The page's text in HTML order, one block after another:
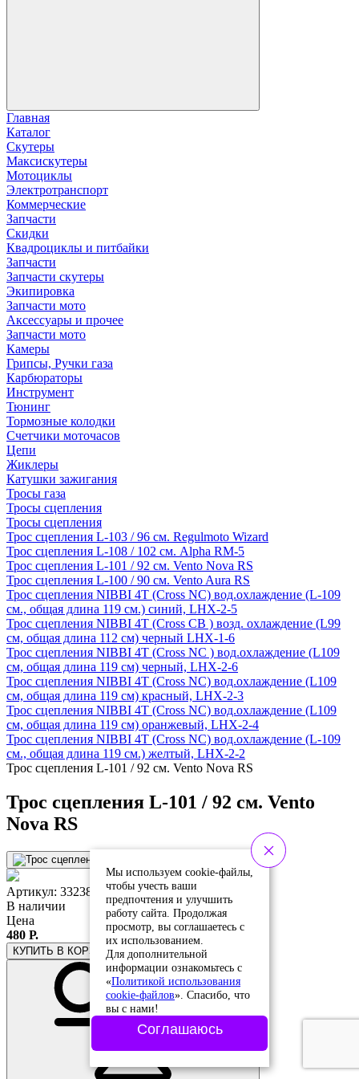
Главная
Каталог
Скутеры
Максискутеры
Мотоциклы
Электротранспорт
Коммерческие
Запчасти
Скидки
Квадроциклы и питбайки
Запчасти
Запчасти скутеры
Экипировка
Запчасти мото
Аксессуары и прочее
Запчасти мото
Камеры
Грипсы, Ручки газа
Карбюраторы
Инструмент
Тюнинг
Тормозные колодки
Счетчики моточасов
Цепи
Жиклеры
Катушки зажигания
Тросы газа
Тросы сцепления
Тросы сцепления
Трос сцепления L-103 / 96 см. Regulmoto Wizard
Трос сцепления L-108 / 102 см. Alpha RM-5
Трос сцепления L-101 / 92 см. Vento Nova RS
Трос сцепления L-100 / 90 см. Vento Aura RS
Трос сцепления NIBBI 4T (Cross NC) вод.охлаждение (L-109
см., общая длина 119 см.) синий, LHX-2-5
Трос сцепления NIBBI 4T (Cross CB ) возд. охлаждение (L99
см, общая длина 112 см) черный LHX-1-6
Трос сцепления NIBBI 4T (Cross NC ) вод.охлаждение (L109
см, общая длина 119 см) черный, LHX-2-6
Трос сцепления NIBBI 4T (Cross NC) вод.охлаждение (L109
см, общая длина 119 см) красный, LHX-2-3
Трос сцепления NIBBI 4T (Cross NC) вод.охлаждение (L109
см, общая длина 119 см) оранжевый, LHX-2-4
Трос сцепления NIBBI 4T (Cross NC) вод.охлаждение (L-109
см., общая длина 119 см.) желтый, LHX-2-2
Трос сцепления L-101 / 92 см. Vento Nova RS
Трос сцепления L-101 / 92 см. Vento
Nova RS
Артикул: 332383
В наличии
Цена
480 Р.
КУПИТЬ В КОРЗИНЕ
Мы используем cookie-файлы,
чтобы учесть ваши
предпочтения и улучшить
работу сайта. Продолжая
просмотр, вы соглашаетесь с
их использованием.
Для дополнительной
информации ознакомьтесь с
«Политикой использования
cookie-файлов». Спасибо, что
вы с нами!
Соглашаюсь